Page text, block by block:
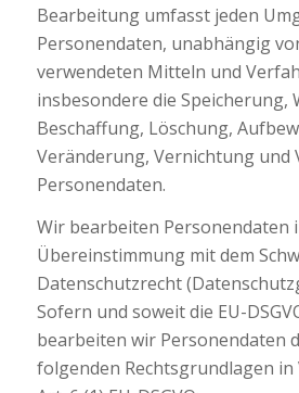
Bearbeitung umfasst jeden
Personendaten, unabhängig
verwendeten Mitteln und
insbesondere die Speicherung,
Beschaffung, Löschung,
Veränderung, Vernichtung und
Personendaten.
Wir bearbeiten Personendaten
Übereinstimmung mit dem
Datenschutzrecht
Sofern und soweit die EU-
bearbeiten wir Personendaten
folgenden Rechtsgrundlagen